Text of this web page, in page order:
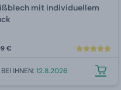
mit individuellem
€
BEI IHNEN:12.8.2026